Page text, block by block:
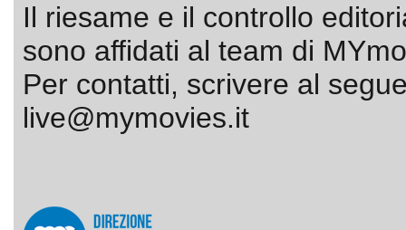
Il riesame e il controllo
sono affidati al team di
Per contatti, scrivere al
live@mymovies.it